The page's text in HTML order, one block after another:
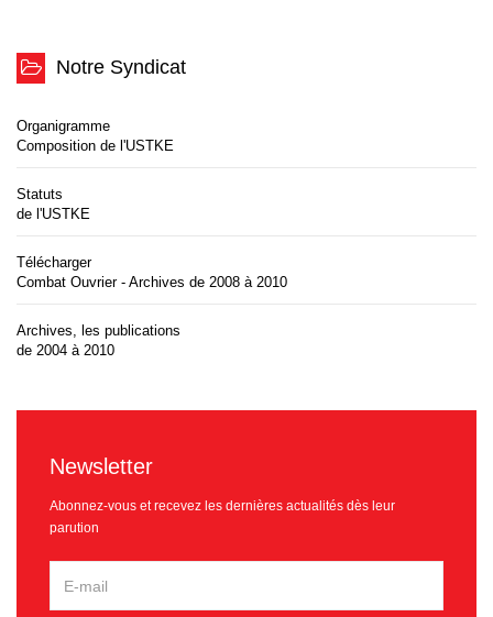
Notre Syndicat
Organigramme
Composition de l'USTKE
Statuts
de l'USTKE
Télécharger
Combat Ouvrier - Archives de 2008 à 2010
Archives, les publications
de 2004 à 2010
Newsletter
Abonnez-vous et recevez les dernières actualités dès leur
parution